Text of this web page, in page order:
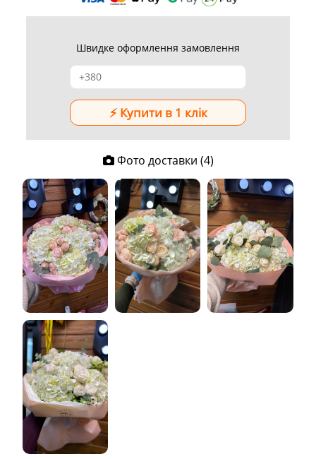
Швидке оформлення замовлення
Фото доставки (4)